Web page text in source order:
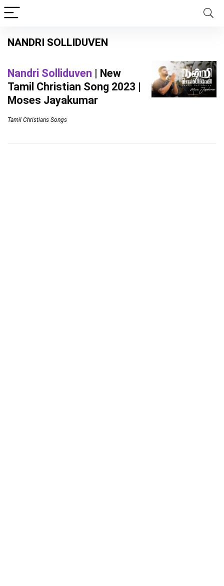
NANDRI SOLLIDUVEN
Nandri Solliduven | New
Tamil Christian Song 2023 |
Moses Jayakumar
Tamil Christians Songs